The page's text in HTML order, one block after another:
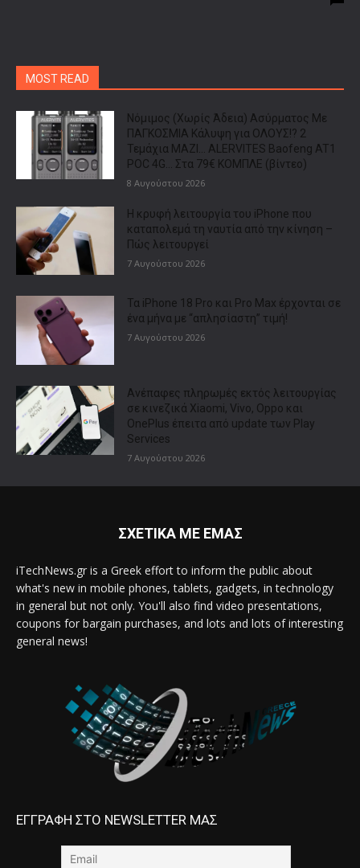
MOST READ
Νόμιμος (Χωρίς Άδεια) Ασύρματος Με
ΠΑΓΚΟΣΜΙΑ Κάλυψη για ΟΛΟΥΣ!? 2
Τεμάχια ΜΑΖΙ… ALERVITES Baofeng AT1
POC 4G… Στα 79€ ΚΟΜΠΛΕ (βίντεο)
8 Αυγούστου 2026
Η κρυφή λειτουργία του iPhone που
καταπολεμά τη ναυτία από την κίνηση –
Πώς λειτουργεί
7 Αυγούστου 2026
Τα iPhone 18 Pro και Pro Max έρχονται σε
ένα μήνα με “απλησίαστη” τιμή!
7 Αυγούστου 2026
Ανέπαφες πληρωμές εκτός λειτουργίας
σε κινεζικά Xiaomi, Vivo, Oppo και
OnePlus έπειτα από update των Play
Services
7 Αυγούστου 2026
ΣΧΕΤΙΚΑ ΜΕ ΕΜΑΣ
iTechNews.gr is a Greek effort to inform the public about
what's new in mobile phones, tablets, gadgets, in technology
in general but not only. You'll also find video presentations,
coupons for bargain purchases, and lots and lots of interesting
general news!
ΕΓΓΡΑΦΗ ΣΤΟ NEWSLETTER ΜΑΣ